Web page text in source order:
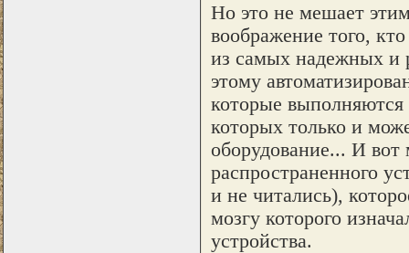
Но это не мешает
воображение того,
из самых надежных и
этому
которые выполняются
которых только и
оборудование... И
распространенного
и не читались),
мозгу которого
устройства.